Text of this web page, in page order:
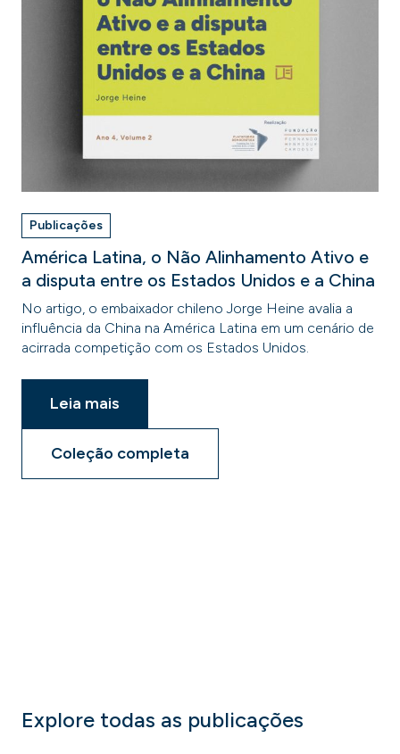
Publicações
América Latina, o Não Alinhamento Ativo e
a disputa entre os Estados Unidos e a China
No artigo, o embaixador chileno Jorge Heine avalia a
influência da China na América Latina em um cenário de
acirrada competição com os Estados Unidos.
Leia mais
Coleção completa
Explore todas as publicações